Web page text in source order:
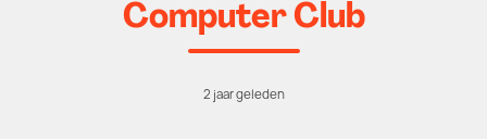
Computer Club
2 jaar geleden